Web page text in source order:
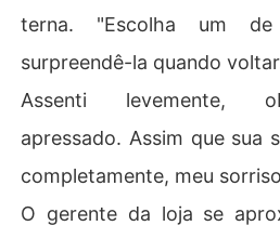
terna. "Escolha um
surpreendê-la quando
Assenti levemente,
apressado. Assim que sua
completamente, meu
O gerente da loja se